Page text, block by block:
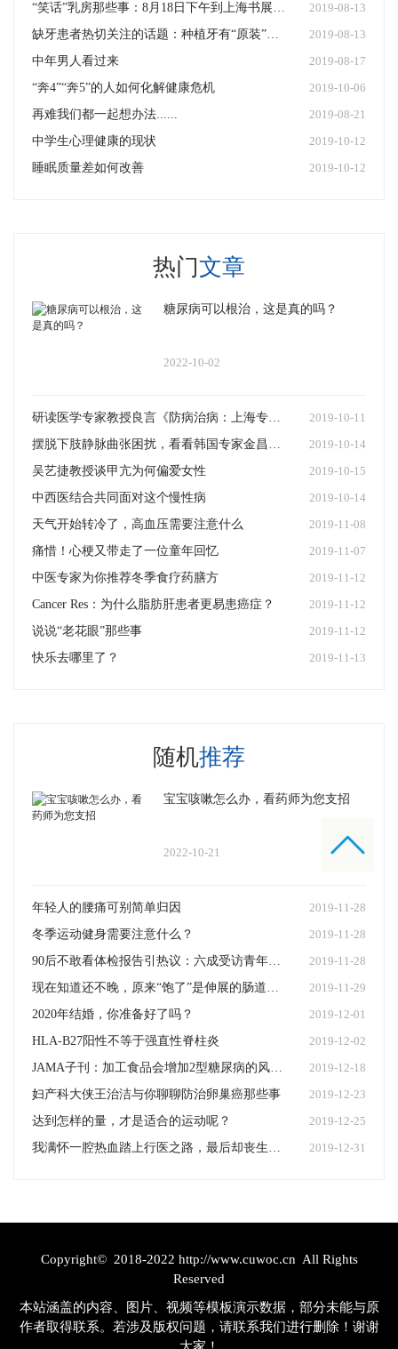
“笑话”乳房那些事：8月18日下午到上海书展上与秦悦农主任面对面
2019-08-13
缺牙患者热切关注的话题：种植牙有“原装”牙那么好吗？
2019-08-13
中年男人看过来
2019-08-17
“奔4”“奔5”的人如何化解健康危机
2019-10-06
再难我们都一起想办法......
2019-08-21
中学生心理健康的现状
2019-10-12
睡眠质量差如何改善
2019-10-12
热门文章
糖尿病可以根治，这是真的吗？
2022-10-02
研读医学专家教授良言《防病治病：上海专家面对面》，赴一场健康之约
2019-10-11
摆脱下肢静脉曲张困扰，看看韩国专家金昌洙怎么说
2019-10-14
吴艺捷教授谈甲亢为何偏爱女性
2019-10-15
中西医结合共同面对这个慢性病
2019-10-14
天气开始转冷了，高血压需要注意什么
2019-11-08
痛惜！心梗又带走了一位童年回忆
2019-11-07
中医专家为你推荐冬季食疗药膳方
2019-11-12
Cancer Res：为什么脂肪肝患者更易患癌症？
2019-11-12
说说“老花眼”那些事
2019-11-12
快乐去哪里了？
2019-11-13
随机推荐
宝宝咳嗽怎么办，看药师为您支招
2022-10-21
年轻人的腰痛可别简单归因
2019-11-28
冬季运动健身需要注意什么？
2019-11-28
90后不敢看体检报告引热议：六成受访青年怕体检查出问题
2019-11-28
现在知道还不晚，原来“饱了”是伸展的肠道告诉我们的！
2019-11-29
2020年结婚，你准备好了吗？
2019-12-01
HLA-B27阳性不等于强直性脊柱炎
2019-12-02
JAMA子刊：加工食品会增加2型糖尿病的风险吗？
2019-12-18
妇产科大侠王治洁与你聊聊防治卵巢癌那些事
2019-12-23
达到怎样的量，才是适合的运动呢？
2019-12-25
我满怀一腔热血踏上行医之路，最后却丧生于我的信仰之下
2019-12-31
Copyright© 2018-2022 http://www.cuwoc.cn All Rights
Reserved
本站涵盖的内容、图片、视频等模板演示数据，部分未能与原
作者取得联系。若涉及版权问题，请联系我们进行删除！谢谢